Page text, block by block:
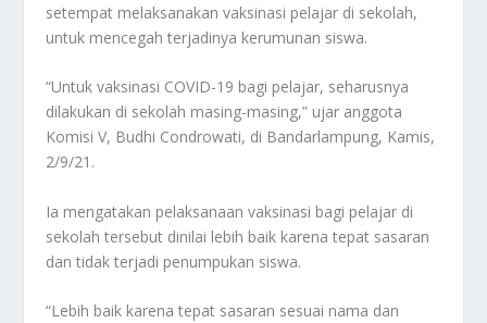
setempat melaksanakan vaksinasi pelajar di sekolah,
untuk mencegah terjadinya kerumunan siswa.
“Untuk vaksinasi COVID-19 bagi pelajar, seharusnya
dilakukan di sekolah masing-masing,” ujar anggota
Komisi V, Budhi Condrowati, di Bandarlampung, Kamis,
2/9/21.
Ia mengatakan pelaksanaan vaksinasi bagi pelajar di
sekolah tersebut dinilai lebih baik karena tepat sasaran
dan tidak terjadi penumpukan siswa.
“Lebih baik karena tepat sasaran sesuai nama dan